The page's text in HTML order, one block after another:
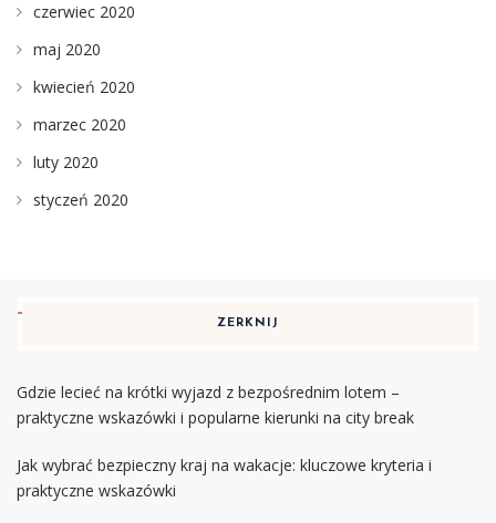
czerwiec 2020
maj 2020
kwiecień 2020
marzec 2020
luty 2020
styczeń 2020
ZERKNIJ
Gdzie lecieć na krótki wyjazd z bezpośrednim lotem –
praktyczne wskazówki i popularne kierunki na city break
Jak wybrać bezpieczny kraj na wakacje: kluczowe kryteria i
praktyczne wskazówki